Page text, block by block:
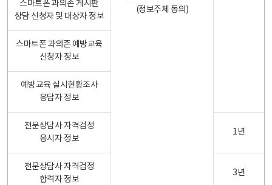
(정보주체 동의)
스마트폰 과의존 게시판
상담 신청자 및 대상자 정보
스마트폰 과의존 예방교육
신청자 정보
예방교육 실시현황조사
응답자 정보
전문상담사 자격검정
응시자 정보
1년
전문상담사 자격검정
합격자 정보
3년